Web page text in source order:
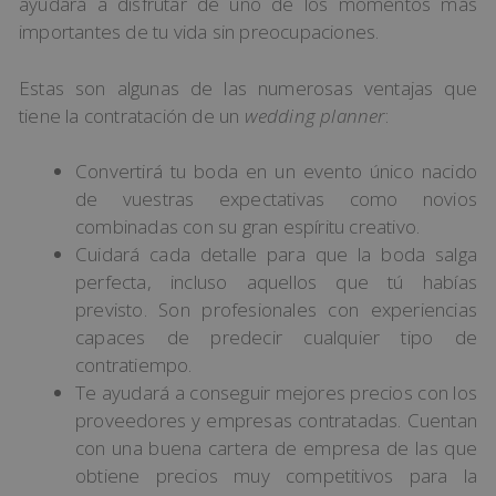
importantes de tu vida sin preocupaciones.
Estas son algunas de las numerosas ventajas que
tiene la contratación de un wedding planner:
Convertirá tu boda en un evento único nacido
de vuestras expectativas como novios
combinadas con su gran espíritu creativo.
Cuidará cada detalle para que la boda salga
perfecta, incluso aquellos que tú habías
previsto. Son profesionales con experiencias
capaces de predecir cualquier tipo de
contratiempo.
Te ayudará a conseguir mejores precios con los
proveedores y empresas contratadas. Cuentan
con una buena cartera de empresa de las que
obtiene precios muy competitivos para la